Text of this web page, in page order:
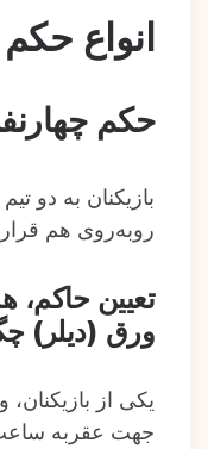
انواع حکم
حکم
بازیکنان به دو
روبه‌روی هم
تعیین حاکم،
ورق (دیلر)
یکی از
جهت عقربه ساعت